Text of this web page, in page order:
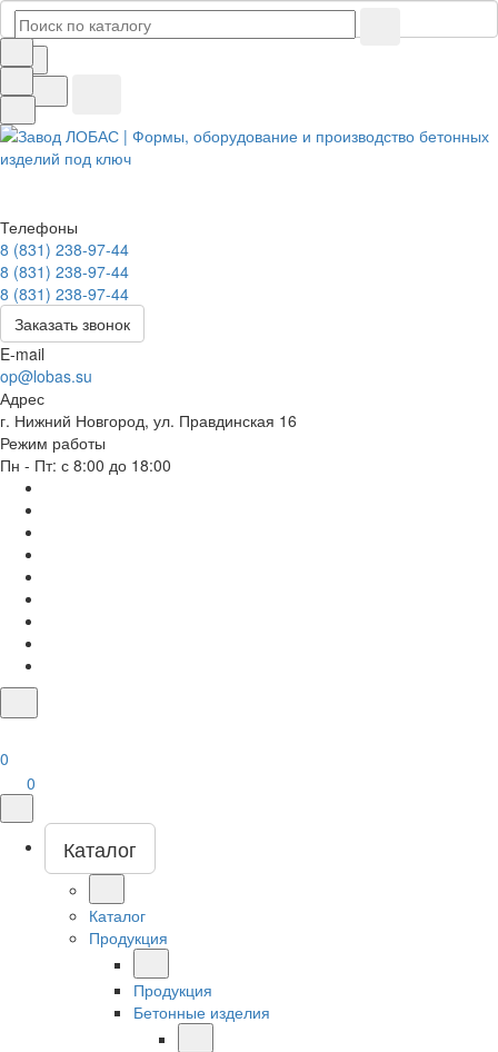
Телефоны
8 (831) 238-97-44
8 (831) 238-97-44
8 (831) 238-97-44
Заказать звонок
E-mail
op@lobas.su
Адрес
г. Нижний Новгород, ул. Правдинская 16
Режим работы
Пн - Пт: с 8:00 до 18:00
0
0
Каталог
Каталог
Продукция
Продукция
Бетонные изделия